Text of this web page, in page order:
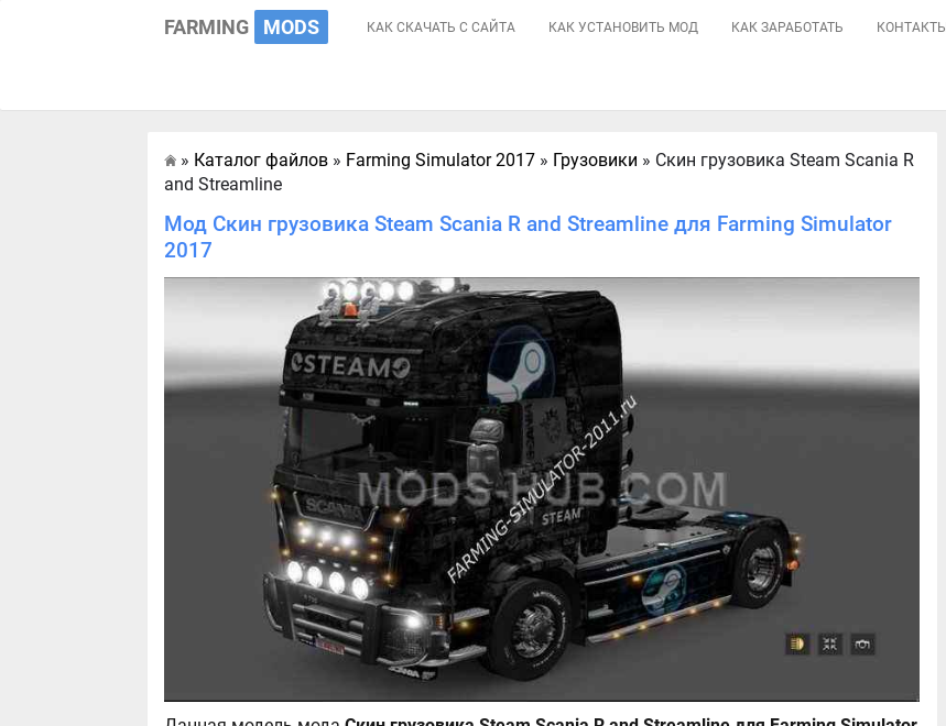
FARMING MODS КАК СКАЧАТЬ С САЙТА КАК УСТАНОВИТЬ МОД КАК ЗАРАБОТАТЬ КОНТАКТЫ
Главная
» Каталог файлов » Farming Simulator 2017 » Грузовики » Скин грузовика Steam Scania R
and Streamline
Мод Скин грузовика Steam Scania R and Streamline для Farming Simulator
2017